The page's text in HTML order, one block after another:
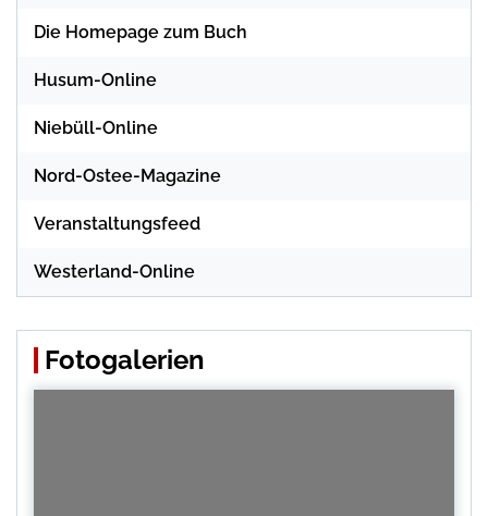
Die Homepage zum Buch
Husum-Online
Niebüll-Online
Nord-Ostee-Magazine
Veranstaltungsfeed
Westerland-Online
Fotogalerien